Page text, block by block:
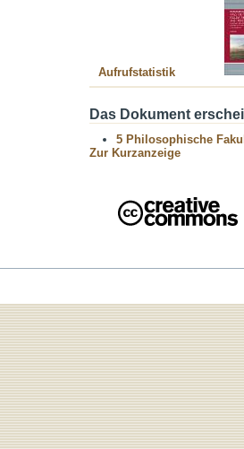
Aufrufstatistik
Das Dokument
5 Philosophische
Zur Kurzanzeige